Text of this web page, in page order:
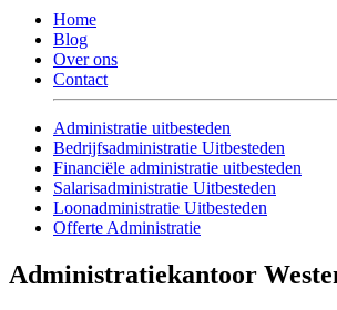
Home
Blog
Over ons
Contact
Administratie uitbesteden
Bedrijfsadministratie Uitbesteden
Financiële administratie uitbesteden
Salarisadministratie Uitbesteden
Loonadministratie Uitbesteden
Offerte Administratie
Administratiekantoor